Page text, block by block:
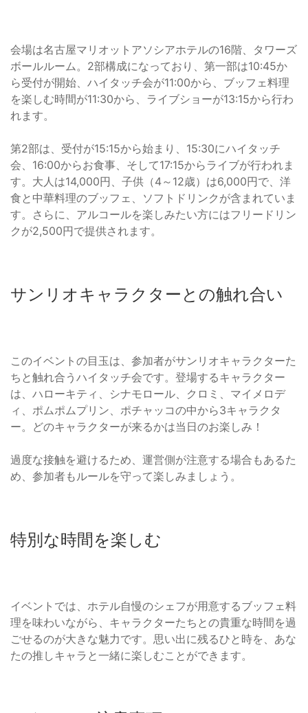
会場は名古屋マリオットアソシアホテルの16階、タワーズ
ボールルーム。2部構成になっており、第一部は10:45か
ら受付が開始、ハイタッチ会が11:00から、ブッフェ料理
を楽しむ時間が11:30から、ライブショーが13:15から行わ
れます。
第2部は、受付が15:15から始まり、15:30にハイタッチ
会、16:00からお食事、そして17:15からライブが行われま
す。大人は14,000円、子供（4～12歳）は6,000円で、洋
食と中華料理のブッフェ、ソフトドリンクが含まれていま
す。さらに、アルコールを楽しみたい方にはフリードリン
クが2,500円で提供されます。
サンリオキャラクターとの触れ合い
このイベントの目玉は、参加者がサンリオキャラクターた
ちと触れ合うハイタッチ会です。登場するキャラクター
は、ハローキティ、シナモロール、クロミ、マイメロデ
ィ、ポムポムプリン、ポチャッコの中から3キャラクタ
ー。どのキャラクターが来るかは当日のお楽しみ！
過度な接触を避けるため、運営側が注意する場合もあるた
め、参加者もルールを守って楽しみましょう。
特別な時間を楽しむ
イベントでは、ホテル自慢のシェフが用意するブッフェ料
理を味わいながら、キャラクターたちとの貴重な時間を過
ごせるのが大きな魅力です。思い出に残るひと時を、あな
たの推しキャラと一緒に楽しむことができます。